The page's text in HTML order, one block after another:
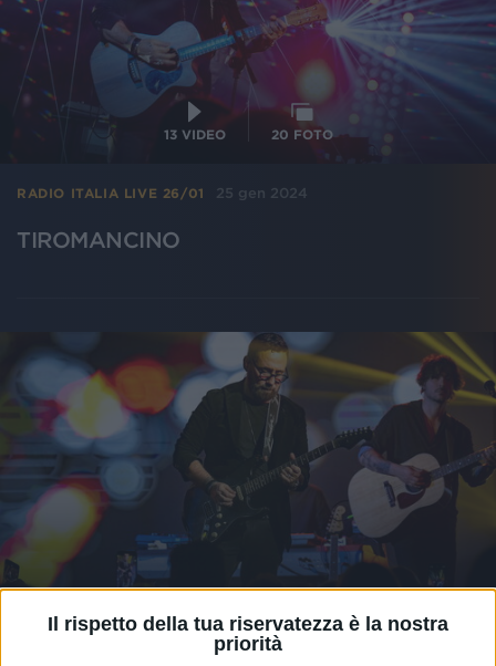
Il rispetto della tua riservatezza è la nostra
priorità
RADIO ITALIA LIVE 26/01 25 gen 2024
TIROMANCINO
13VIDEO 20 FOTO